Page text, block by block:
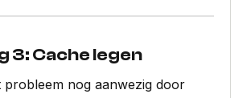
3: Cache legen
probleem nog aanwezig door